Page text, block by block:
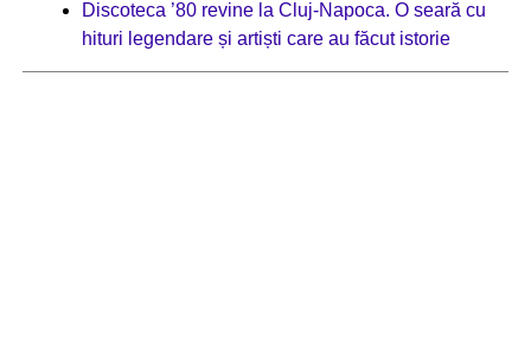
Discoteca ’80 revine la Cluj-Napoca. O seară cu
hituri legendare și artiști care au făcut istorie